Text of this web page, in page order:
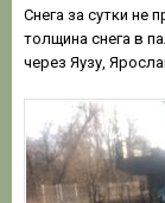
Снега за сутки не
толщина снега в
через Яузу,